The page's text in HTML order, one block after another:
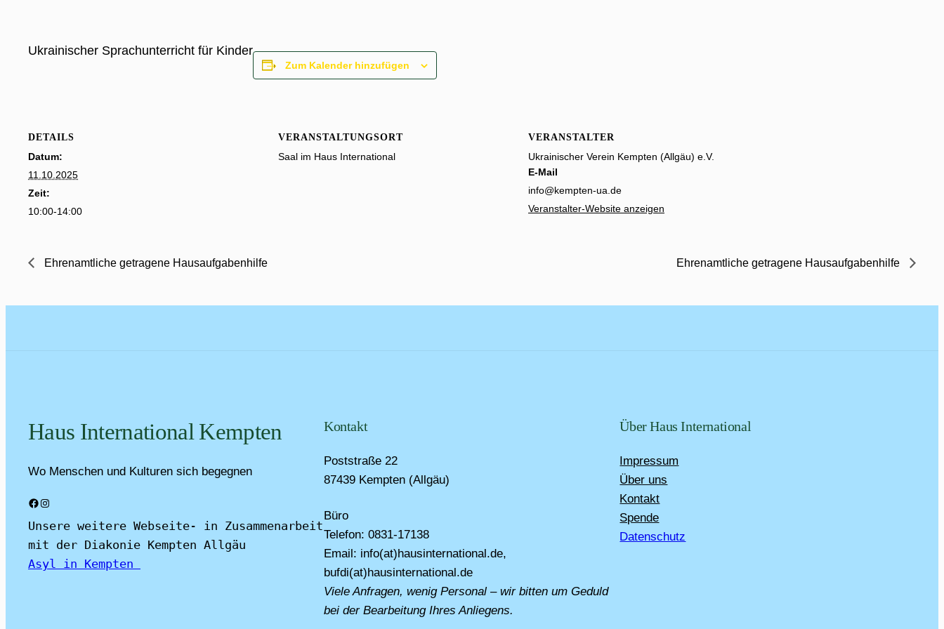
Ukrainischer Sprachunterricht für Kinder
Zum Kalender hinzufügen
DETAILS
Datum:
11.10.2025
Zeit:
10:00-14:00
VERANSTALTUNGSORT
Saal im Haus International
VERANSTALTER
Ukrainischer Verein Kempten (Allgäu) e.V.
E-Mail
info@kempten-ua.de
Veranstalter-Website anzeigen
Ehrenamtliche getragene Hausaufgabenhilfe Ehrenamtliche getragene Hausaufgabenhilfe
Haus International Kempten
Wo Menschen und Kulturen sich begegnen
Facebook Instagram
Unsere weitere Webseite- in Zusammenarbeit
mit der Diakonie Kempten Allgäu
Asyl in Kempten
Kontakt
Poststraße 22
87439 Kempten (Allgäu)
Büro
Telefon: 0831-17138
Email: info(at)hausinternational.de,
bufdi(at)hausinternational.de
Viele Anfragen, wenig Personal – wir bitten um Geduld
bei der Bearbeitung Ihres Anliegens.
Über Haus International
Impressum
Über uns
Kontakt
Spende
Datenschutz